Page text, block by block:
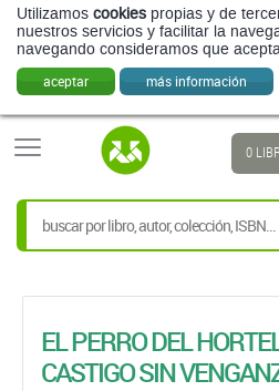
Utilizamos cookies propias y de
nuestros servicios y facilitar la
navegando consideramos que
aceptar más información
0
EL PERRO DEL
CASTIGO SIN